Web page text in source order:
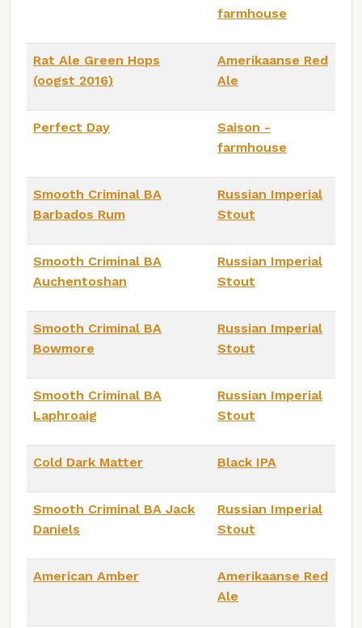
farmhouse
Rat Ale Green Hops
(oogst 2016)
Amerikaanse Red
Ale
Perfect Day
Saison -
farmhouse
Smooth Criminal BA
Barbados Rum
Russian Imperial
Stout
Smooth Criminal BA
Auchentoshan
Russian Imperial
Stout
Smooth Criminal BA
Bowmore
Russian Imperial
Stout
Smooth Criminal BA
Laphroaig
Russian Imperial
Stout
Cold Dark Matter Black IPA
Smooth Criminal BA Jack
Daniels
Russian Imperial
Stout
American Amber
Amerikaanse Red
Ale